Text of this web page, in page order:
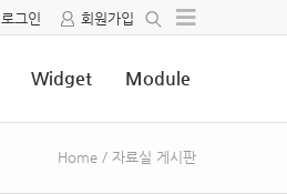
로그인 회원가입
Widget Module
Home / 자료실 게시판